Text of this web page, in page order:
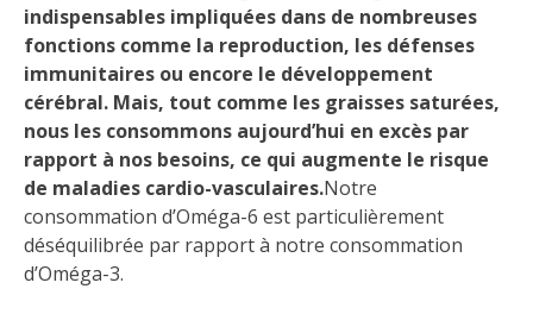
indispensables impliquées dans de nombreuses
fonctions comme la reproduction, les défenses
immunitaires ou encore le développement
cérébral. Mais, tout comme les graisses saturées,
nous les consommons aujourd’hui en excès par
rapport à nos besoins, ce qui augmente le risque
de maladies cardio-vasculaires.Notre
consommation d’Oméga-6 est particulièrement
déséquilibrée par rapport à notre consommation
d’Oméga-3.